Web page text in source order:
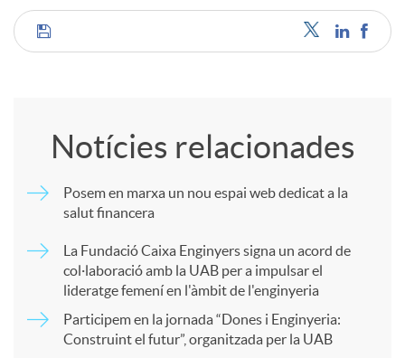
C
Notícies relacionades
Posem en marxa un nou espai web dedicat a la
salut financera
La Fundació Caixa Enginyers signa un acord de
col·laboració amb la UAB per a impulsar el
lideratge femení en l'àmbit de l'enginyeria
Participem en la jornada “Dones i Enginyeria:
Construint el futur”, organitzada per la UAB